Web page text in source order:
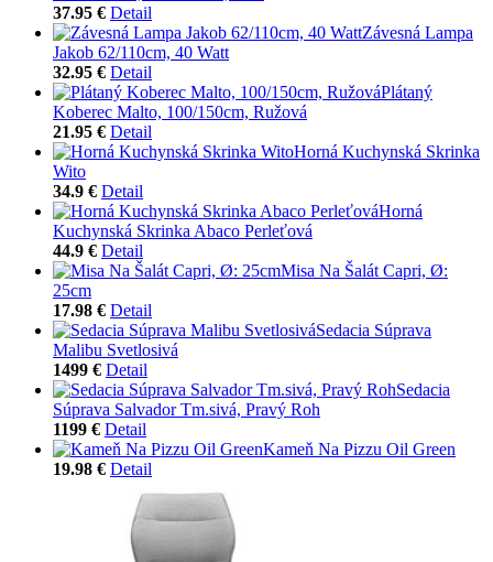
37.95 € Detail
Závesná Lampa
Jakob 62/110cm, 40 Watt
32.95 € Detail
Plátaný
Koberec Malto, 100/150cm, Ružová
21.95 € Detail
Horná Kuchynská Skrinka
Wito
34.9 € Detail
Horná
Kuchynská Skrinka Abaco Perleťová
44.9 € Detail
Misa Na Šalát Capri, Ø:
25cm
17.98 € Detail
Sedacia Súprava
Malibu Svetlosivá
1499 € Detail
Sedacia
Súprava Salvador Tm.sivá, Pravý Roh
1199 € Detail
Kameň Na Pizzu Oil Green
19.98 € Detail